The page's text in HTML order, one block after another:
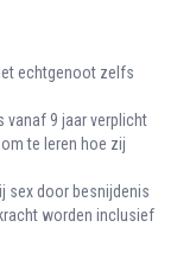
echtgenoot zelfs
vanaf 9 jaar verplicht
te leren hoe zij
sex door besnijdenis
worden inclusief